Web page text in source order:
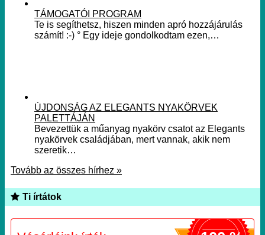
TÁMOGATÓI PROGRAM
Te is segíthetsz, hiszen minden apró hozzájárulás
számít! :-) ° Egy ideje gondolkodtam ezen,…
ÚJDONSÁG AZ ELEGANTS NYAKÖRVEK
PALETTÁJÁN
Bevezettük a műanyag nyakörv csatot az Elegants
nyakörvek családjában, mert vannak, akik nem
szeretik…
Tovább az összes hírhez »
Ti írtátok